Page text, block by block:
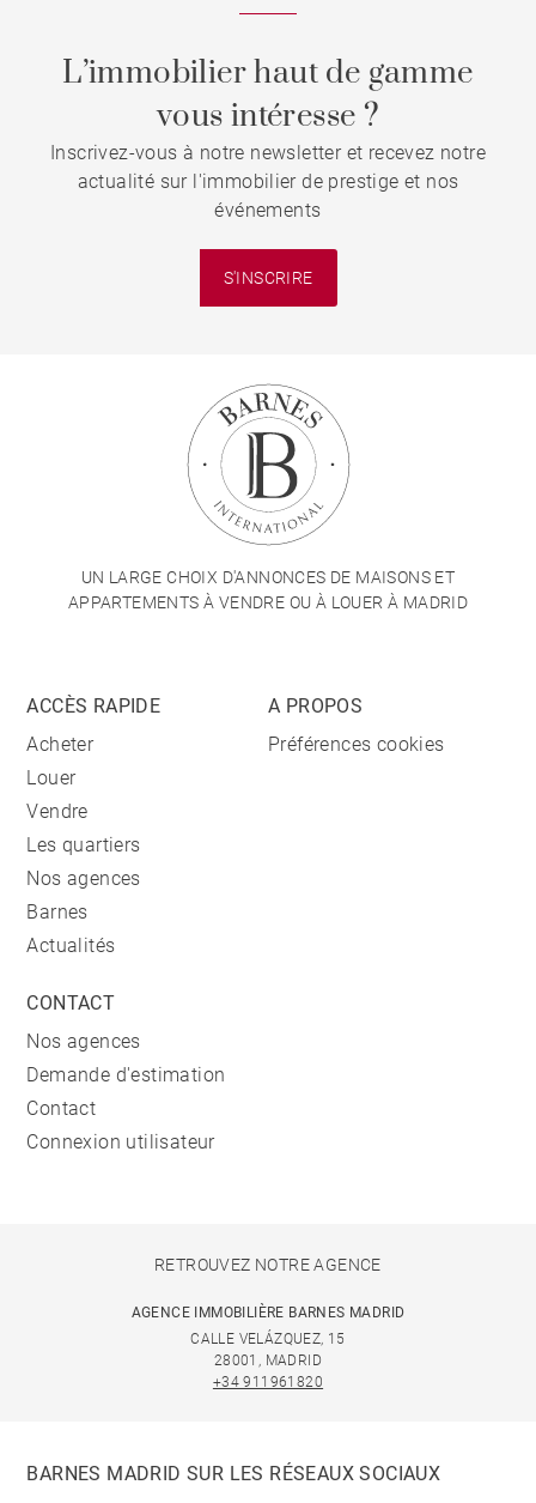
L’immobilier haut de gamme
vous intéresse ?
Inscrivez-vous à notre newsletter et recevez notre
actualité sur l'immobilier de prestige et nos
événements
S'INSCRIRE
UN LARGE CHOIX D'ANNONCES DE MAISONS ET
APPARTEMENTS À VENDRE OU À LOUER À MADRID
ACCÈS RAPIDE
Acheter
Louer
Vendre
Les quartiers
Nos agences
Barnes
Actualités
A PROPOS
Préférences cookies
CONTACT
Nos agences
Demande d'estimation
Contact
Connexion utilisateur
RETROUVEZ NOTRE AGENCE
AGENCE IMMOBILIÈRE BARNES MADRID
CALLE VELÁZQUEZ, 15
28001, MADRID
+34 911961820
BARNES MADRID SUR LES RÉSEAUX SOCIAUX